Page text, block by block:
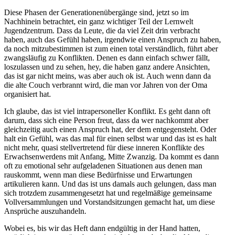
Diese Phasen der Generationenübergänge sind, jetzt so im
Nachhinein betrachtet, ein ganz wichtiger Teil der Lernwelt
Jugendzentrum. Dass da Leute, die da viel Zeit drin verbracht
haben, auch das Gefühl haben, irgendwie einen Anspruch zu haben,
da noch mitzubestimmen ist zum einen total verständlich, führt aber
zwangsläufig zu Konflikten. Denen es dann einfach schwer fällt,
loszulassen und zu sehen, hey, die haben ganz andere Ansichten,
das ist gar nicht meins, was aber auch ok ist. Auch wenn dann da
die alte Couch verbrannt wird, die man vor Jahren von der Oma
organisiert hat.
Ich glaube, das ist viel intrapersoneller Konflikt. Es geht dann oft
darum, dass sich eine Person freut, dass da wer nachkommt aber
gleichzeitig auch einen Anspruch hat, der dem entgegensteht. Oder
halt ein Gefühl, was das mal für einen selbst war und das ist es halt
nicht mehr, quasi stellvertretend für diese inneren Konflikte des
Erwachsenwerdens mit Anfang, Mitte Zwanzig. Da kommt es dann
oft zu emotional sehr aufgeladenen Situationen aus denen man
rauskommt, wenn man diese Bedürfnisse und Erwartungen
artikulieren kann. Und das ist uns damals auch gelungen, dass man
sich trotzdem zusammengesetzt hat und regelmäßige gemeinsame
Vollversammlungen und Vorstandsitzungen gemacht hat, um diese
Ansprüche auszuhandeln.
Wobei es, bis wir das Heft dann endgültig in der Hand hatten,